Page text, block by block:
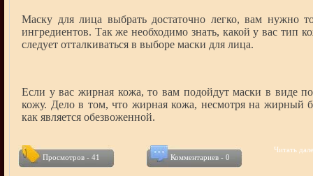
Маску для лица выбрать достаточно легко, вам нужно
ингредиентов. Так же необходимо знать, какой у вас тип
следует отталкиваться в выборе маски для лица.
Если у вас жирная кожа, то вам подойдут маски в виде
кожу. Дело в том, что жирная кожа, несмотря на жирный
как является обезвоженной.
Просмотров - 41 Комментариев - 0
Читать